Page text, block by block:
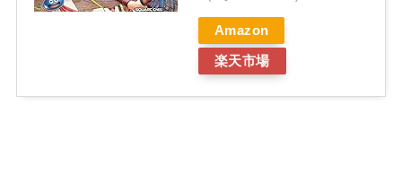
Amazon
楽天市場